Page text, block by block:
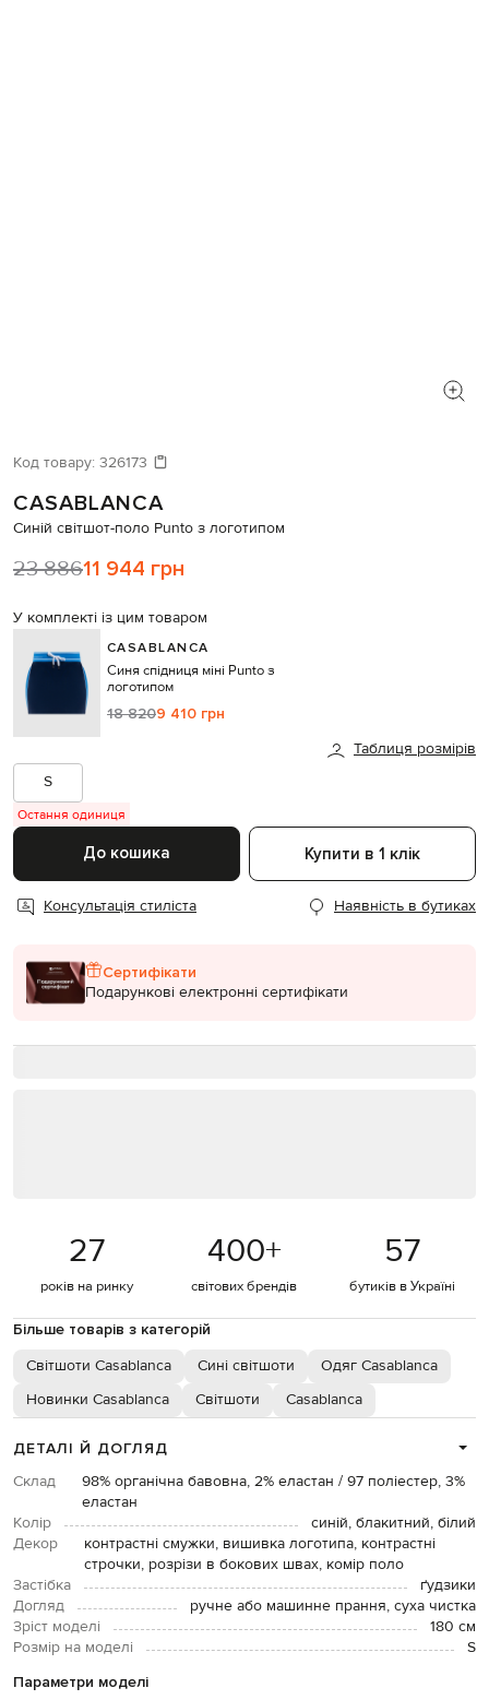
Код товару: 326173
CASABLANCA
Синій світшот-поло Punto з логотипом
23 88611 944 грн
У комплекті із цим товаром
CASABLANCA
Синя спідниця міні Punto з
логотипом
18 8209 410 грн
Таблиця розмірів
S
Остання одиниця
До кошика Купити в 1 клік
Консультація стиліста Наявність в бутиках
Сертифікати
Подарункові електронні сертифікати
27
років на ринку
400+
світових брендів
57
бутиків в Україні
Більше товарів з категорій
Світшоти Casablanca Сині світшоти
Одяг Casablanca
Новинки Casablanca
Світшоти Casablanca
ДЕТАЛІ Й ДОГЛЯД
Склад
98% органічна бавовна, 2% еластан / 97 поліестер, 3%
еластан
Колір
синій, блакитний, білий
Декор
контрастні смужки, вишивка логотипа, контрастні
строчки, розрізи в бокових швах, комір поло
Застібка
ґудзики
Догляд
ручне або машинне прання, суха чистка
Зріст моделі
180 см
Розмір на моделі
S
Параметри моделі